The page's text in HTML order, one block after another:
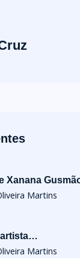
Xanana
Martins
artista…
Martins